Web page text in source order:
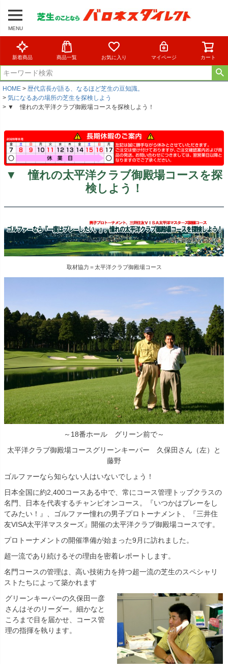
MENU
新着商品 商品一覧 お気に入り マイページ カート
HOME
歴代店長が語る、なるほど芝生の豆知識。
気になるあの場所の芝生を探検しよう
▼ 憧れの太平洋クラブ御殿場コースを探検しよう！
▼ 憧れの太平洋クラブ御殿場コースを探
検しよう！
取材協力＝太平洋クラブ御殿場コース
～18番ホール グリーン前で～
太平洋クラブ御殿場コースグリーンキーパー 久保田さん（左）と
藤野
ゴルファーなら知らない人はいないでしょう！
日本全国に約2,400コースある中で、常にコース管理トップクラスの
名門、日本を代表するチャンピオンコース。『いつかはプレーをし
てみたい！』、ゴルファー憧れの男子プロトーナメント、『三井住
友VISA太平洋マスターズ』開催の太平洋クラブ御殿場コースです。
プロトーナメントの開催準備が始まった9月に訪れました。
超一流であり続けるその理由を密着レポートします。
名門コースの管理は、高い技術力を持つ超一流の芝生のスペシャリ
ストたちによって築かれます
グリーンキーパーの久保田一彦
さんはそのリーダー。細かなと
ころまで目を届かせ、コース管
理の指揮を執ります。